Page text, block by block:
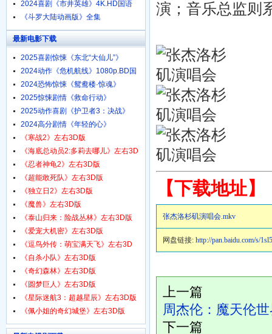
演；音乐总监则
【下载地址】
张杰洛杉矶演唱会.mkv
网盘链接: http://pan.baidu.com/s/
上一篇
周杰伦：魔天伦
下一篇
1080p.HD中字
2024喜剧《市井英雄》4K.HD国语
中字
《斗罗大陆动画版》全集
最新电影下载
2025喜剧惊悚《东北“大仙儿”》
1080p.HD国语中字
2024动作《危机航线》1080p.BD国
语中字
2024恐怖惊悚《鸳鸯楼·惊魂》
4K.HD国语中字
2025惊悚剧情《救命行动》
1080p.HD中字
2025动作喜剧《护卫者3：决战》
1080p.HD国语中字
2024高分剧情《年轻的心》
1080p.HD中字
《寒战2》左右3D版
《海底总动员2:多莉去哪儿》左右3D
版
《忍者神龟2》左右3D版
《超能敢死队》左右3D版
《独立日2》左右3D版
《魔兽》左右3D版
《泰山归来：险战丛林》左右3D版
《爱宠大机密》左右3D版
《逗鸟外传：萌宝满天飞》左右3D
版
《自杀小队》左右3D版
《奇幻森林》左右3D版
《圆梦巨人》左右3D版
《星际迷航3：超越星辰》左右3D版
《佩小姐的奇幻城堡》左右3D版